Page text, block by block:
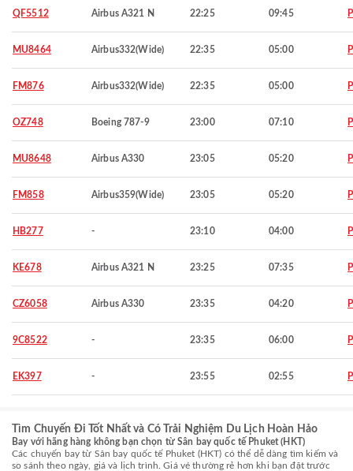
QF5512 Airbus A321 N 22:25 09:45
MU8464 Airbus332(Wide) 22:35 05:00
FM876 Airbus332(Wide) 22:35 05:00
OZ748 Boeing 787-9 23:00 07:10
MU8648 Airbus A330 23:05 05:20
FM858 Airbus359(Wide) 23:05 05:20
HB277 - 23:10 04:00
KE678 Airbus A321 N 23:25 07:35
CZ6058 Airbus A330 23:35 04:20
9C8522 - 23:35 06:00
EK397 - 23:55 02:55
Tìm Chuyến Đi Tốt Nhất và Có Trải Nghiệm Du Lịch Hoàn Hảo
Bay với hãng hàng không bạn chọn từ Sân bay quốc tế Phuket (HKT)
Các chuyến bay từ Sân bay quốc tế Phuket (HKT) có thể dễ dàng tìm kiếm và
so sánh theo ngày, giá và lịch trình. Giá vé thường rẻ hơn khi bạn đặt trước